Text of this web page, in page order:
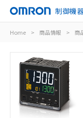
制御機
Home > 商品情報 > 商